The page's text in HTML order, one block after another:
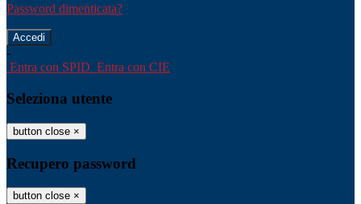
Password dimenticata?
-
Entra con SPID Entra con CIE
Seleziona utente
button close ×
Recupero password
button close ×